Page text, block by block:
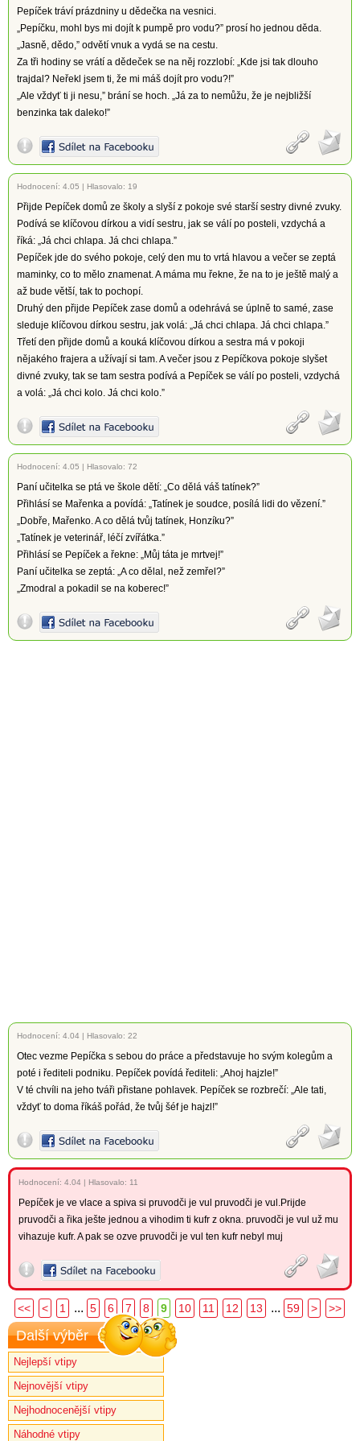
Pepíček tráví prázdniny u dědečka na vesnici.
„Pepíčku, mohl bys mi dojít k pumpě pro vodu?” prosí ho jednou děda.
„Jasně, dědo,” odvětí vnuk a vydá se na cestu.
Za tři hodiny se vrátí a dědeček se na něj rozzlobí: „Kde jsi tak dlouho
trajdal? Neřekl jsem ti, že mi máš dojít pro vodu?!”
„Ale vždyť ti ji nesu,” brání se hoch. „Já za to nemůžu, že je nejbližší
benzinka tak daleko!”
Hodnocení: 4.05 | Hlasovalo: 19
Přijde Pepíček domů ze školy a slyší z pokoje své starší sestry divné zvuky.
Podívá se klíčovou dírkou a vidí sestru, jak se válí po posteli, vzdychá a
říká: „Já chci chlapa. Já chci chlapa.”
Pepíček jde do svého pokoje, celý den mu to vrtá hlavou a večer se zeptá
maminky, co to mělo znamenat. A máma mu řekne, že na to je ještě malý a
až bude větší, tak to pochopí.
Druhý den přijde Pepíček zase domů a odehrává se úplně to samé, zase
sleduje klíčovou dírkou sestru, jak volá: „Já chci chlapa. Já chci chlapa.”
Třetí den přijde domů a kouká klíčovou dírkou a sestra má v pokoji
nějakého frajera a užívají si tam. A večer jsou z Pepíčkova pokoje slyšet
divné zvuky, tak se tam sestra podívá a Pepíček se válí po posteli, vzdychá
a volá: „Já chci kolo. Já chci kolo.”
Hodnocení: 4.05 | Hlasovalo: 72
Paní učitelka se ptá ve škole dětí: „Co dělá váš tatínek?”
Přihlásí se Mařenka a povídá: „Tatínek je soudce, posílá lidi do vězení.”
„Dobře, Mařenko. A co dělá tvůj tatínek, Honzíku?”
„Tatínek je veterinář, léčí zvířátka.”
Přihlásí se Pepíček a řekne: „Můj táta je mrtvej!”
Paní učitelka se zeptá: „A co dělal, než zemřel?”
„Zmodral a pokadil se na koberec!”
Hodnocení: 4.04 | Hlasovalo: 22
Otec vezme Pepíčka s sebou do práce a představuje ho svým kolegům a
poté i řediteli podniku. Pepíček povídá řediteli: „Ahoj hajzle!”
V té chvíli na jeho tváři přistane pohlavek. Pepíček se rozbrečí: „Ale tati,
vždyť to doma říkáš pořád, že tvůj šéf je hajzl!”
Hodnocení: 4.04 | Hlasovalo: 11
Pepíček je ve vlace a spiva si pruvodči je vul pruvodči je vul.Prijde
pruvodči a řika ješte jednou a vihodim ti kufr z okna. pruvodči je vul už mu
vihazuje kufr. A pak se ozve pruvodči je vul ten kufr nebyl muj
<< < 1 ... 5 6 7 8 9 10 11 12 13 ... 59 > >>
Další výběr
Nejlepší vtipy
Nejnovější vtipy
Nejhodnocenější vtipy
Náhodné vtipy